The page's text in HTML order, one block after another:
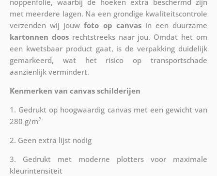
met meerdere lagen. Na een grondige kwaliteitscontrole
verzenden wij jouwfoto op canvasin een duurzame
kartonnen doosrechtstreeks naar jou. Omdat het om
een kwetsbaar product gaat, is de verpakking duidelijk
gemarkeerd, wat het risico op transportschade
aanzienlijk vermindert.
Kenmerken van canvas schilderijen
1. Gedrukt op hoogwaardig canvas met een gewicht van
280 g/m2
2. Geen extra lijst nodig
3. Gedrukt met moderne plotters voor maximale
kleurintensiteit